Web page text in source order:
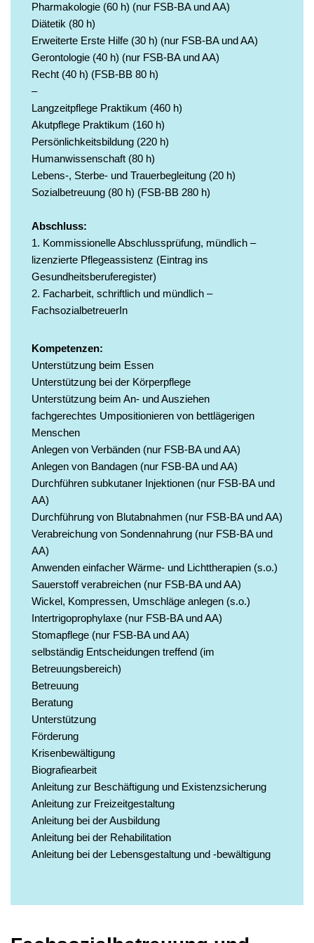
Pharmakologie (60 h) (nur FSB-BA und AA)
Diätetik (80 h)
Erweiterte Erste Hilfe (30 h) (nur FSB-BA und AA)
Gerontologie (40 h) (nur FSB-BA und AA)
Recht (40 h) (FSB-BB 80 h)
–
Langzeitpflege Praktikum (460 h)
Akutpflege Praktikum (160 h)
Persönlichkeitsbildung (220 h)
Humanwissenschaft (80 h)
Lebens-, Sterbe- und Trauerbegleitung (20 h)
Sozialbetreuung (80 h) (FSB-BB 280 h)
Abschluss:
1. Kommissionelle Abschlussprüfung, mündlich –
lizenzierte Pflegeassistenz (Eintrag ins
Gesundheitsberuferegister)
2. Facharbeit, schriftlich und mündlich –
FachsozialbetreuerIn
Kompetenzen:
Unterstützung beim Essen
Unterstützung bei der Körperpflege
Unterstützung beim An- und Ausziehen
fachgerechtes Umpositionieren von bettlägerigen
Menschen
Anlegen von Verbänden (nur FSB-BA und AA)
Anlegen von Bandagen (nur FSB-BA und AA)
Durchführen subkutaner Injektionen (nur FSB-BA und
AA)
Durchführung von Blutabnahmen (nur FSB-BA und AA)
Verabreichung von Sondennahrung (nur FSB-BA und
AA)
Anwenden einfacher Wärme- und Lichttherapien (s.o.)
Sauerstoff verabreichen (nur FSB-BA und AA)
Wickel, Kompressen, Umschläge anlegen (s.o.)
Intertrigoprophylaxe (nur FSB-BA und AA)
Stomapflege (nur FSB-BA und AA)
selbständig Entscheidungen treffend (im
Betreuungsbereich)
Betreuung
Beratung
Unterstützung
Förderung
Krisenbewältigung
Biografiearbeit
Anleitung zur Beschäftigung und Existenzsicherung
Anleitung zur Freizeitgestaltung
Anleitung bei der Ausbildung
Anleitung bei der Rehabilitation
Anleitung bei der Lebensgestaltung und -bewältigung